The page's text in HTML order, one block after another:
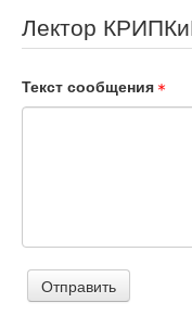
Лектор
Текст сообщения